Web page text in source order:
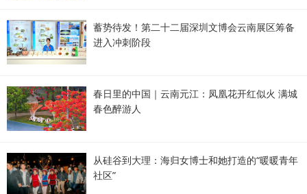
蓄势待发！第二十二届深圳文博会云南展区筹备
进入冲刺阶段
春日里的中国｜云南元江：凤凰花开红似火 满城
春色醉游人
从硅谷到大理：海归女博士和她打造的“暖暖青年
社区”